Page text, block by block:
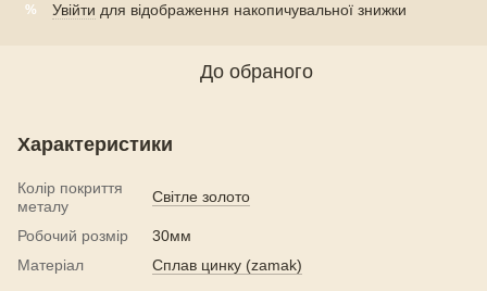
% Увійти для відображення накопичувальної знижки
До обраного
Характеристики
Колір покриття
металу
Світле золото
Робочий розмір
30мм
Матеріал
Сплав цинку (zamak)